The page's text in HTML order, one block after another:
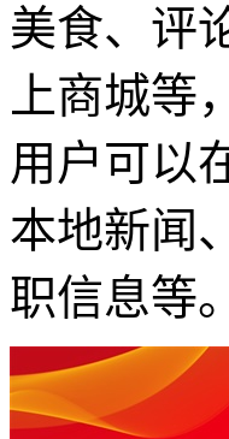
美食、评
上商城
用户可以
本地新闻
职信息等。